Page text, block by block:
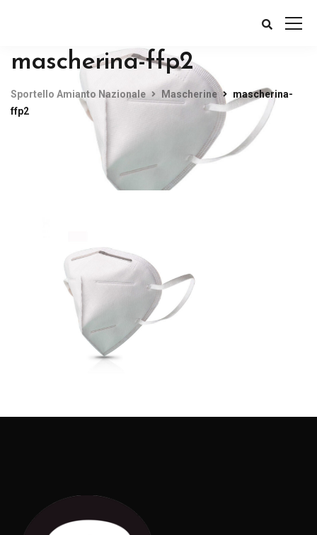
mascherina-ffp2
Sportello Amianto Nazionale Mascherine
mascherina-
ffp2